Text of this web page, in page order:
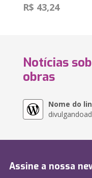
R$ 43,24
Notícias
obras
Nome do
Assine a nossa